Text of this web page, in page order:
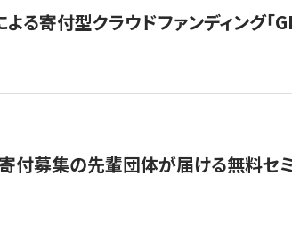
る寄付型クラウドファンディング
寄付募集の先輩団体が届ける無料セ